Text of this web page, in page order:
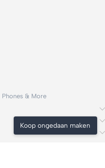
& More
Koop ongedaan maken